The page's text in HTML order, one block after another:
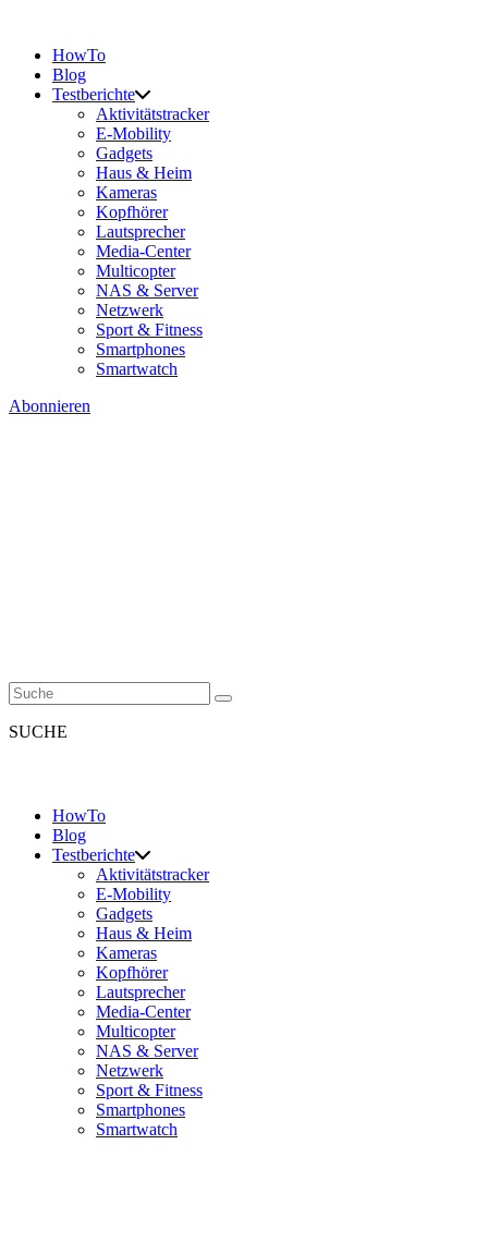
HowTo
Blog
Testberichte
Aktivitätstracker
E-Mobility
Gadgets
Haus & Heim
Kameras
Kopfhörer
Lautsprecher
Media-Center
Multicopter
NAS & Server
Netzwerk
Sport & Fitness
Smartphones
Smartwatch
Abonnieren
SUCHE
HowTo
Blog
Testberichte
Aktivitätstracker
E-Mobility
Gadgets
Haus & Heim
Kameras
Kopfhörer
Lautsprecher
Media-Center
Multicopter
NAS & Server
Netzwerk
Sport & Fitness
Smartphones
Smartwatch